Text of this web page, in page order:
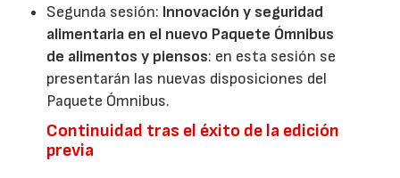
Segunda sesión: Innovación y seguridad
alimentaria en el nuevo Paquete Ómnibus
de alimentos y piensos: en esta sesión se
presentarán las nuevas disposiciones del
Paquete Ómnibus.
Continuidad tras el éxito de la edición
previa